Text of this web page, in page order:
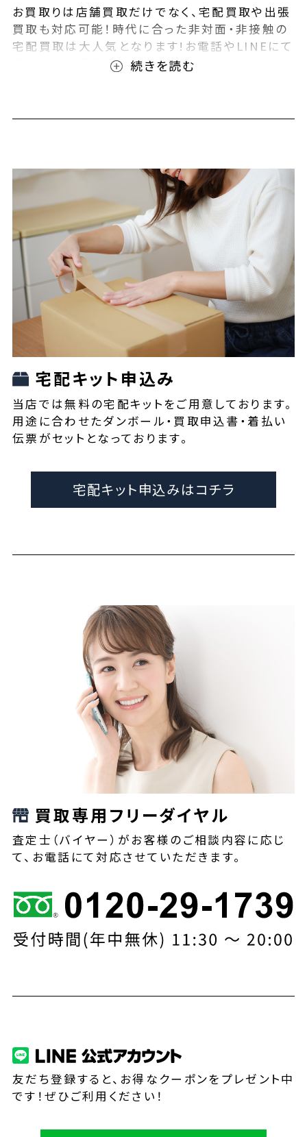
お買取りは店舗買取だけでなく、宅配買取や出張
買取も対応可能！時代に合った非対面・非接触の
宅配買取は大人気となります!お電話やLINEにて
事前査定が可能となっております！また無料の宅
宅配キット申込み
当店では無料の宅配キットをご用意しております。
用途に合わせたダンボール・買取申込書・着払い
伝票がセットとなっております。
宅配キット申込みはコチラ
買取専用フリーダイヤル
査定士（バイヤー）がお客様のご相談内容に応じ
て、お電話にて対応させていただきます。
友だち登録すると、お得なクーポンをプレゼント中
です！ぜひご利用ください！